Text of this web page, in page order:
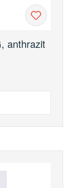
anthrazit